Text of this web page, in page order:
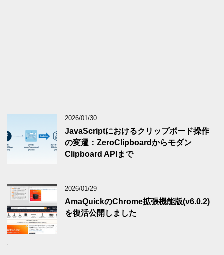
2026/01/30
JavaScriptにおけるクリップボード操作
の変遷：ZeroClipboardからモダン
Clipboard APIまで
2026/01/29
AmaQuickのChrome拡張機能版(v6.0.2)
を復活公開しました